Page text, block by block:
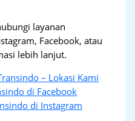
layanan
Facebook, atau
lebih lanjut.
– Lokasi Kami
di Facebook
di Instagram